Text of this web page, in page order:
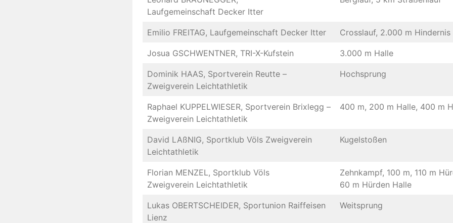
Laufgemeinschaft Decker Itter
Emilio FREITAG, Laufgemeinschaft Decker Itter Crosslauf, 2.000 m Hindernis
Josua GSCHWENTNER, TRI-X-Kufstein 3.000 m Halle
Dominik HAAS, Sportverein Reutte –
Zweigverein Leichtathletik
Hochsprung
Raphael KUPPELWIESER, Sportverein Brixlegg –
Zweigverein Leichtathletik
400 m, 200 m Halle, 400 m
David LAßNIG, Sportklub Völs Zweigverein
Leichtathletik
Kugelstoßen
Florian MENZEL, Sportklub Völs
Zweigverein Leichtathletik
Zehnkampf, 100 m, 110 m
60 m Hürden Halle
Lukas OBERTSCHEIDER, Sportunion Raiffeisen
Lienz
Weitsprung